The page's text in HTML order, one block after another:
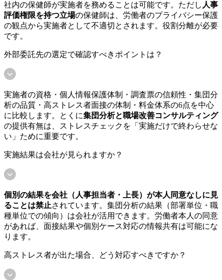
社内の保健師が実施者を務めることは可能です。ただし 人事
評価権限を持つ立場の保健師は、労働者のプライバシー保護
の観点から実施者として不適切とされます。役割分離が必要
です。
外部委託先の選定で確認すべきポイントは？
実施者の資格・個人情報保護体制・調査票の信頼性・集団分
析の品質・高ストレス者面接の体制・料金体系の6点を中心
に比較します。とくに集団分析と職場改善コンサルティング
の提供有無は、ストレスチェックを「実施だけで終わらせな
い」ために重要です。
実施結果は会社が見られますか？
個別の結果を会社（人事担当者・上長）が本人同意なしに見
ることは禁止されています。集団分析の結果（部署単位・職
種単位での傾向）は会社が活用できます。労働者本人の同意
があれば、面接結果や個別ケース対応の情報共有は可能にな
ります。
高ストレス者が出た場合、どう対応すべきですか？